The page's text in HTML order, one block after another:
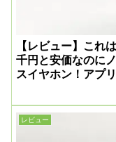
【レビュー】これ
千円と安価なのに
スイヤホン！アプ
レビュー